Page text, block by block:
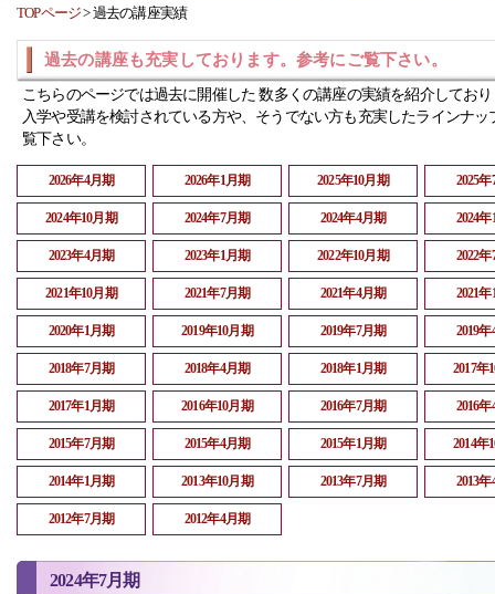
TOPページ>過去の講座実績
過去の講座も充実しております。参考にご覧下さい。
こちらのページでは過去に開催した 数多くの講座の実績を紹介してお
入学や受講を検討されている方や、そうでない方も充実したラインナッ
覧下さい。
2026年4月期 2026年1月期 2025年10月期 2025
2024年10月期 2024年7月期 2024年4月期 2024
2023年4月期 2023年1月期 2022年10月期 2022
2021年10月期 2021年7月期 2021年4月期 2021
2020年1月期 2019年10月期 2019年7月期 2019
2018年7月期 2018年4月期 2018年1月期 2017年
2017年1月期 2016年10月期 2016年7月期 2016
2015年7月期 2015年4月期 2015年1月期 2014年
2014年1月期 2013年10月期 2013年7月期 2013
2012年7月期 2012年4月期
2024年7月期